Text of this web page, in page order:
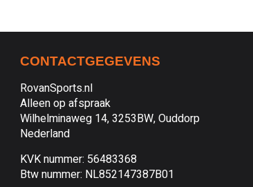
CONTACTGEGEVENS
RovanSports.nl
Alleen op afspraak
Wilhelminaweg 14, 3253BW, Ouddorp
Nederland
KVK nummer: 56483368
Btw nummer: NL852147387B01